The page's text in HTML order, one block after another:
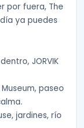
por fuera, The
ya puedes
JORVIK
paseo
jardines, río